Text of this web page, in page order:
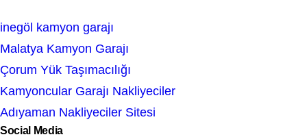
inegöl kamyon garajı
Malatya Kamyon Garajı
Çorum Yük Taşımacılığı
Kamyoncular Garajı Nakliyeciler
Adıyaman Nakliyeciler Sitesi
Social Media